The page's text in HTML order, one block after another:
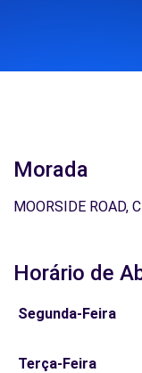
Morada
MOORSIDE ROAD,
Horário de
Segunda-Feira
Terça-Feira